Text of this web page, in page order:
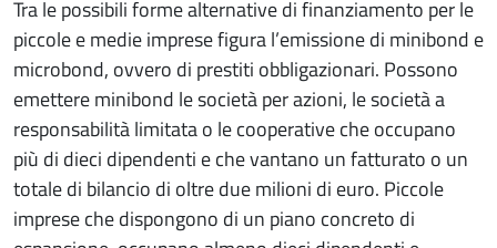
Tra le possibili forme alternative di finanziamento per le
piccole e medie imprese figura l’emissione di minibond e
microbond, ovvero di prestiti obbligazionari. Possono
emettere minibond le società per azioni, le società a
responsabilità limitata o le cooperative che occupano
più di dieci dipendenti e che vantano un fatturato o un
totale di bilancio di oltre due milioni di euro. Piccole
imprese che dispongono di un piano concreto di